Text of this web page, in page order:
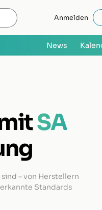
Anmelden
News
SA
– von Herstellern
Standards